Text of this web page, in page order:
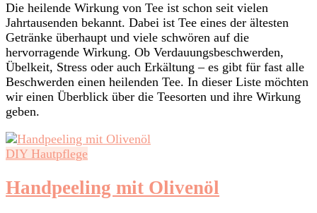
heilende
Wirkung
von
Tee
Die heilende Wirkung von Tee ist schon seit vielen
Jahrtausenden bekannt. Dabei ist Tee eines der ältesten
Getränke überhaupt und viele schwören auf die
hervorragende Wirkung. Ob Verdauungsbeschwerden,
Übelkeit, Stress oder auch Erkältung – es gibt für fast alle
Beschwerden einen heilenden Tee. In dieser Liste möchten
wir einen Überblick über die Teesorten und ihre Wirkung
geben.
DIY Hautpflege
Handpeeling mit Olivenöl